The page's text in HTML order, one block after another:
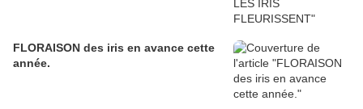
FLORAISON des iris en avance cette
année.